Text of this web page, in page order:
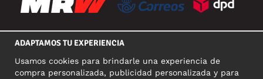
ADAPTAMOS TU EXPERIENCIA
Usamos cookies para brindarle una experiencia de
compra personalizada, publicidad personalizada y para